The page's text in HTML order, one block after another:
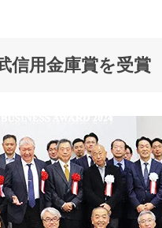
信用金庫賞を受賞